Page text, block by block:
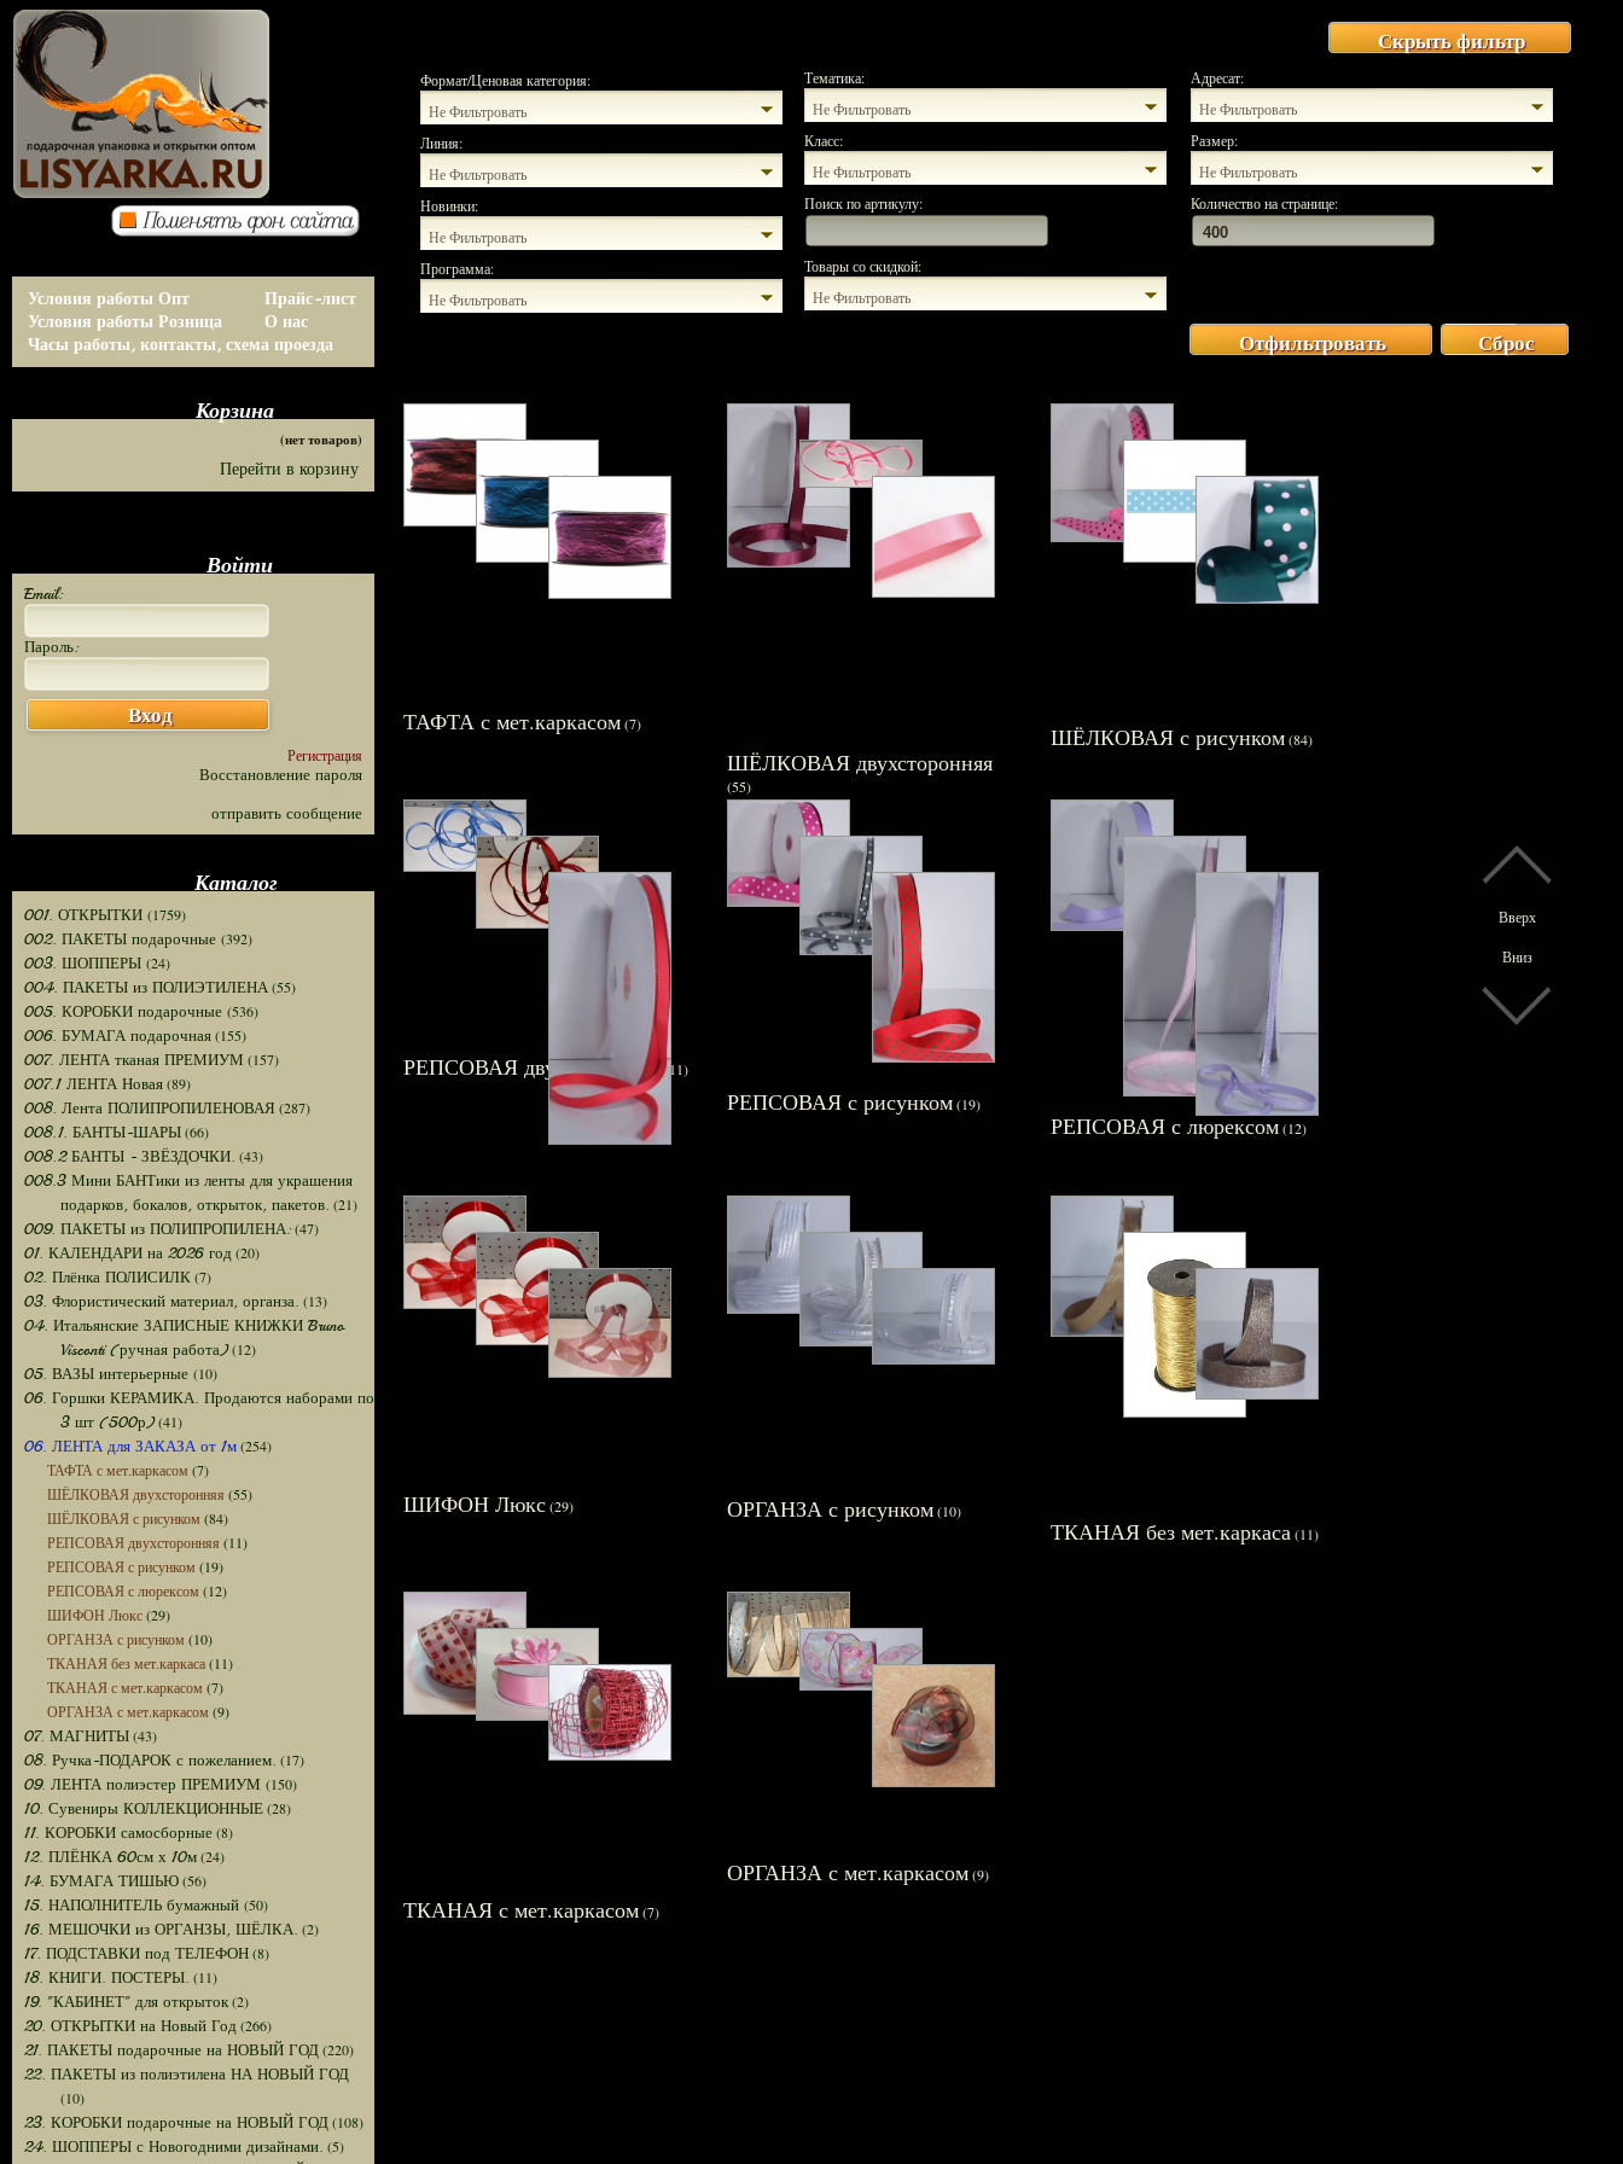
Вверх
Вниз
Условия работы Опт
Условия работы Розница
Прайс-лист
О нас
Часы работы, контакты, схема проезда
Корзина
(нет товаров)
Перейти в корзину
Войти
Email:
Пароль:
Вход
Регистрация
Восстановление пароля
отправить сообщение
Каталог
001. ОТКРЫТКИ (1759)
002. ПАКЕТЫ подарочные (392)
003. ШОППЕРЫ (24)
004. ПАКЕТЫ из ПОЛИЭТИЛЕНА(55)
005. КОРОБКИ подарочные (536)
006. БУМАГА подарочная(155)
007. ЛЕНТА тканая ПРЕМИУМ (157)
007.1 ЛЕНТА Новая(89)
008. Лента ПОЛИПРОПИЛЕНОВАЯ (287)
008.1. БАНТЫ-ШАРЫ(66)
008.2 БАНТЫ - ЗВЁЗДОЧКИ. (43)
008.3 Мини БАНТики из ленты для украшения
подарков, бокалов, открыток, пакетов. (21)
009. ПАКЕТЫ из ПОЛИПРОПИЛЕНА:(47)
01. КАЛЕНДАРИ на 2026 год (20)
02. Плёнка ПОЛИСИЛК(7)
03. Флористический материал, органза. (13)
04. Итальянские ЗАПИСНЫЕ КНИЖКИ Bruno
Visconti (ручная работа)(12)
05. ВАЗЫ интерьерные (10)
06. Горшки КЕРАМИКА. Продаются наборами по
3 шт (500р)(41)
06. ЛЕНТА для ЗАКАЗА от 1м(254)
ТАФТА с мет.каркасом (7)
ШЁЛКОВАЯ двухсторонняя (55)
ШЁЛКОВАЯ с рисунком (84)
РЕПСОВАЯ двухсторонняя (11)
РЕПСОВАЯ с рисунком (19)
РЕПСОВАЯ с люрексом (12)
ШИФОН Люкс(29)
ОРГАНЗА с рисунком (10)
ТКАНАЯ без мет.каркаса(11)
ТКАНАЯ с мет.каркасом (7)
ОРГАНЗА с мет.каркасом (9)
07. МАГНИТЫ(43)
08. Ручка-ПОДАРОК с пожеланием. (17)
09. ЛЕНТА полиэстер ПРЕМИУМ (150)
10. Сувениры КОЛЛЕКЦИОННЫЕ(28)
11. КОРОБКИ самосборные(8)
12. ПЛЁНКА 60см х 10м(24)
14. БУМАГА ТИШЬЮ(56)
15. НАПОЛНИТЕЛЬ бумажный (50)
16. МЕШОЧКИ из ОРГАНЗЫ, ШЁЛКА. (2)
17. ПОДСТАВКИ под ТЕЛЕФОН(8)
18. КНИГИ. ПОСТЕРЫ. (11)
19. "КАБИНЕТ" для открыток(2)
20. ОТКРЫТКИ на Новый Год (266)
21. ПАКЕТЫ подарочные на НОВЫЙ ГОД(220)
22. ПАКЕТЫ из полиэтилена НА НОВЫЙ ГОД
(10)
23. КОРОБКИ подарочные на НОВЫЙ ГОД(108)
24. ШОППЕРЫ с Новогодними дизайнами. (5)
Скрыть фильтр
Формат/Ценовая категория:
Не Фильтровать
Тематика:
Не Фильтровать
Адресат:
Не Фильтровать
Линия:
Не Фильтровать
Класс:
Не Фильтровать
Размер:
Не Фильтровать
Новинки:
Не Фильтровать
Поиск по артикулу: Количество на странице:
Программа:
Не Фильтровать
Товары со скидкой:
Не Фильтровать
Сброс
Отфильтровать
ТАФТА с мет.каркасом(7)
ШЁЛКОВАЯ двухсторонняя
(55)
ШЁЛКОВАЯ с рисунком(84)
РЕПСОВАЯ двухсторонняя(11)
РЕПСОВАЯ с рисунком(19)
РЕПСОВАЯ с люрексом(12)
ШИФОН Люкс(29) ОРГАНЗА с рисунком(10)
ТКАНАЯ без мет.каркаса(11)
ТКАНАЯ с мет.каркасом(7)
ОРГАНЗА с мет.каркасом(9)